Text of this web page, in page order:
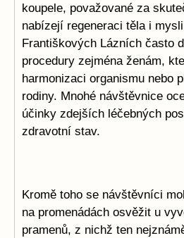
koupele, považované za
nabízejí regeneraci těla i
Františkových Lázních často
procedury zejména ženám,
harmonizaci organismu nebo
rodiny. Mnohé návštěvnice
účinky zdejších léčebných
zdravotní stav.
Kromě toho se návštěvníci
na promenádách osvěžit u
pramenů, z nichž ten